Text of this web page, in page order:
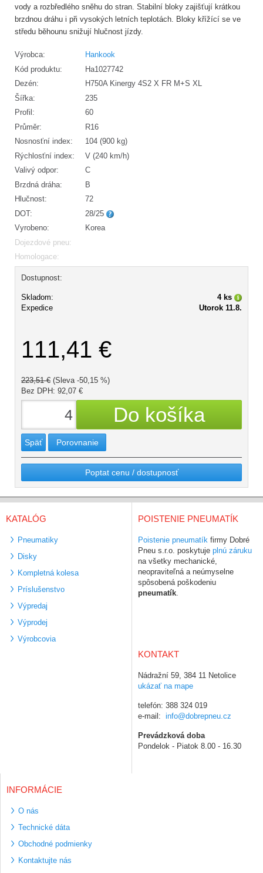
vody a rozbředlého sněhu do stran. Stabilní bloky zajišťují krátkou
brzdnou dráhu i při vysokých letních teplotách. Bloky křížící se ve
středu běhounu snižují hlučnost jízdy.
Výrobca:
Hankook
Kód produktu:
Ha1027742
Dezén:
H750A Kinergy 4S2 X FR M+S XL
Šířka:
235
Profil:
60
Průměr:
R16
Nosnosťní index:
104 (900 kg)
Rýchlosťní index:
V (240 km/h)
Valivý odpor:
C
Brzdná dráha:
B
Hlučnost:
72
DOT:
28/25
Vyrobeno:
Korea
Dojezdové pneu:
Homologace:
Dostupnost:
Skladom:
4 ks
Expedice
Utorok 11.8.
111,41 €
223,51 € (Sleva -50,15 %)
Bez DPH: 92,07 €
Späť Porovnanie
Poptat cenu / dostupnosť
KATALÓG
Pneumatiky
Disky
Kompletná kolesa
Príslušenstvo
Výpredaj
Výprodej
Výrobcovia
POISTENIE PNEUMATÍK
Poistenie pneumatík firmy Dobré
Pneu s.r.o. poskytuje plnú záruku
na všetky mechanické,
neopraviteľná a neúmyselne
spôsobená poškodeniu
pneumatík
KONTAKT
Nádražní 59, 384 11 Netolice
ukázať na mape
telefón: 388 324 019
e-mail: info@dobrepneu.cz
Prevádzková doba
Pondelok - Piatok 8.00 - 16.30
INFORMÁCIE
O nás
Technické dáta
Obchodné podmienky
Kontaktujte nás